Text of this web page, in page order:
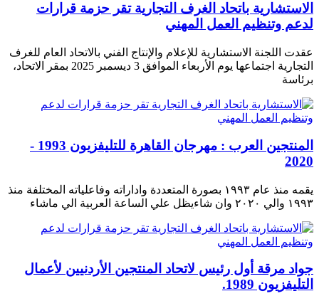
الاستشارية باتحاد الغرف التجارية تقر حزمة قرارات
لدعم وتنظيم العمل المهني
عقدت اللجنة الاستشارية للإعلام والإنتاج الفني بالاتحاد العام للغرف
التجارية اجتماعها يوم الأربعاء الموافق 3 ديسمبر 2025 بمقر الاتحاد،
برئاسة
المنتجين العرب : مهرجان القاهرة للتليفزيون 1993 -
2020
يقمه منذ عام ١٩٩٣ بصورة المتعددة واداراته وفاعلياته المختلفة منذ
١٩٩٣ والي ٢٠٢٠ وان شاءيظل علي الساعة العربية الي ماشاء
جواد مرقة أول رئيس لاتحاد المنتجين الأردنيين لأعمال
التليفزيون 1989.